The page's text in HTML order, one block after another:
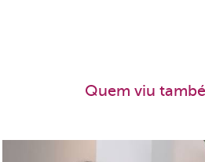
Quem viu